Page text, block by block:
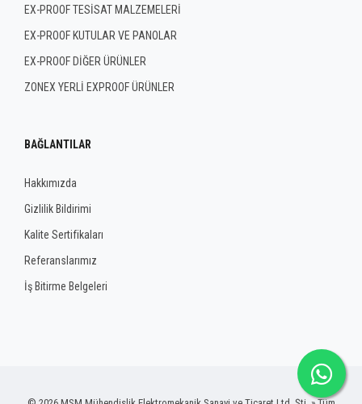
EX-PROOF TESİSAT MALZEMELERİ
EX-PROOF KUTULAR VE PANOLAR
EX-PROOF DİĞER ÜRÜNLER
ZONEX YERLİ EXPROOF ÜRÜNLER
BAĞLANTILAR
Hakkımızda
Gizlilik Bildirimi
Kalite Sertifikaları
Referanslarımız
İş Bitirme Belgeleri